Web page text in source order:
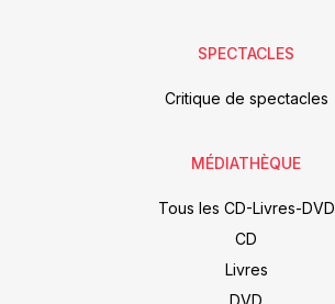
SPECTACLES
Critique de spectacles
MÉDIATHÈQUE
Tous les CD-Livres-DVD
CD
Livres